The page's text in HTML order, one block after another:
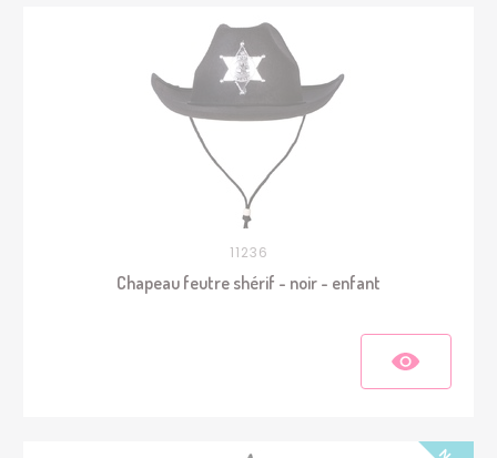
11236
Chapeau feutre shérif - noir - enfant